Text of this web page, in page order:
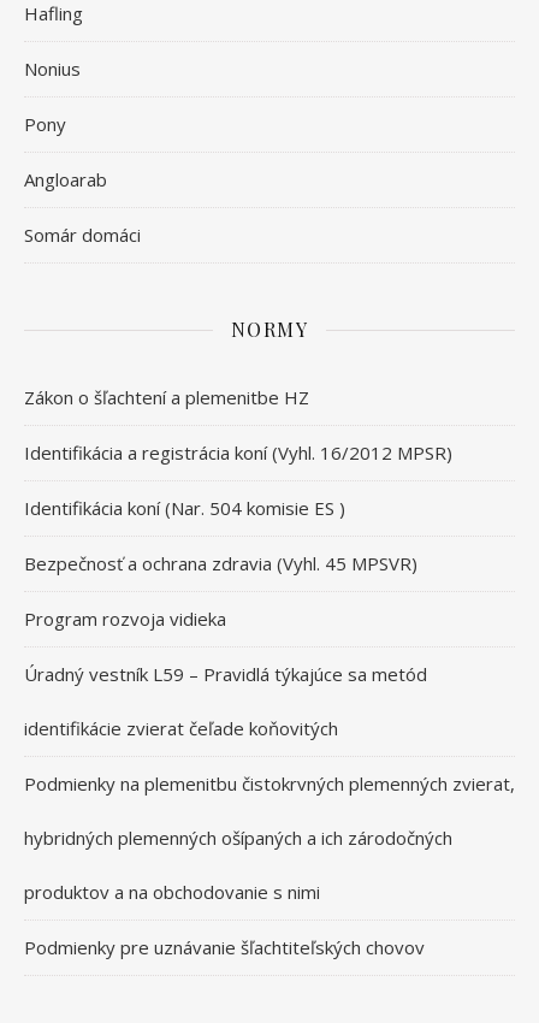
Hafling
Nonius
Pony
Angloarab
Somár domáci
NORMY
Zákon o šľachtení a plemenitbe HZ
Identifikácia a registrácia koní (Vyhl. 16/2012 MPSR)
Identifikácia koní (Nar. 504 komisie ES )
Bezpečnosť a ochrana zdravia (Vyhl. 45 MPSVR)
Program rozvoja vidieka
Úradný vestník L59 – Pravidlá týkajúce sa metód
identifikácie zvierat čeľade koňovitých
Podmienky na plemenitbu čistokrvných plemenných zvierat,
hybridných plemenných ošípaných a ich zárodočných
produktov a na obchodovanie s nimi
Podmienky pre uznávanie šľachtiteľských chovov